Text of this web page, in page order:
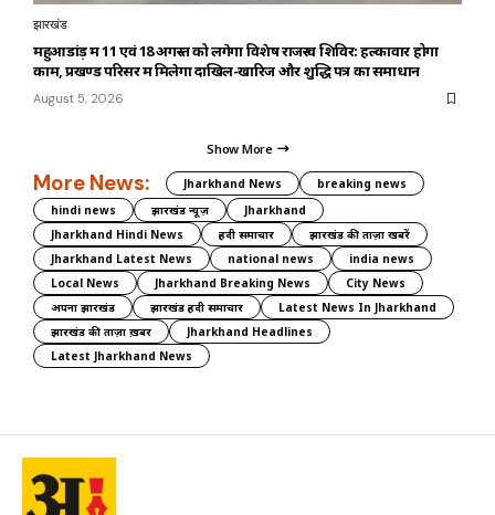
झारखंड
महुआडांड़ में 11 एवं 18 अगस्त को लगेगा विशेष राजस्व शिविर: हल्कावार होगा
काम, प्रखण्ड परिसर में मिलेगा दाखिल-खारिज और शुद्धि पत्र का समाधान
August 5, 2026
Show More
More News: Jharkhand News
breaking news
hindi news
झारखंड न्यूज़
Jharkhand
Jharkhand Hindi News
हिंदी समाचार
झारखंड की ताज़ा खबरें
Jharkhand Latest News
national news
india news
Local News
Jharkhand Breaking News
City News
अपना झारखंड
झारखंड हिंदी समाचार
Latest News In Jharkhand
झारखंड की ताज़ा ख़बर
Jharkhand Headlines
Latest Jharkhand News